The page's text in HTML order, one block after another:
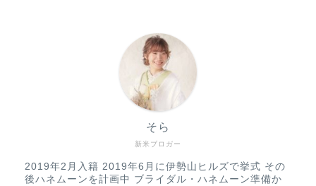
新米ブロガー
そら
2019年2月入籍 2019年6月に伊勢山ヒルズで挙式 その
後ハネムーンを計画中 ブライダル・ハネムーン準備か